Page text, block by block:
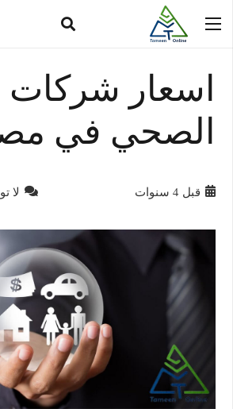
اسعار شركات
الصحي في
قبل 4 سنوات لا